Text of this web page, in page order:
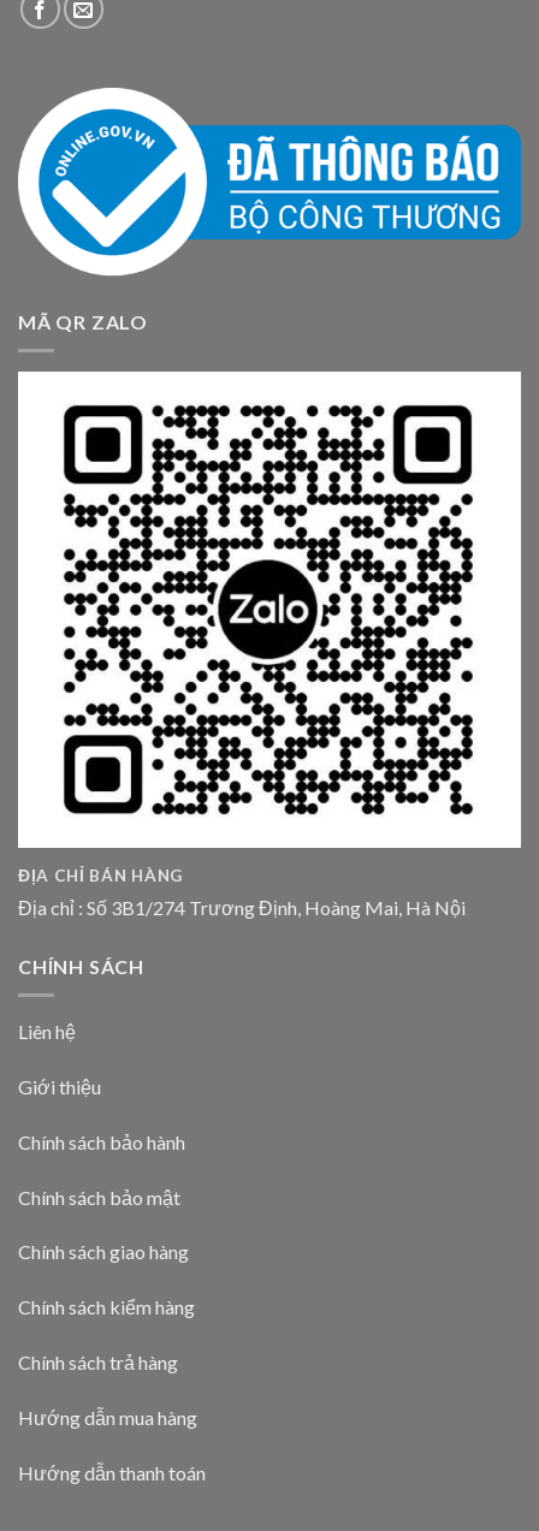
MÃ QR ZALO
ĐỊA CHỈ BÁN HÀNG
Địa chỉ : Số 3B1/274 Trương Định, Hoàng Mai, Hà Nội
CHÍNH SÁCH
Liên hệ
Giới thiệu
Chính sách bảo hành
Chính sách bảo mật
Chính sách giao hàng
Chính sách kiểm hàng
Chính sách trả hàng
Hướng dẫn mua hàng
Hướng dẫn thanh toán